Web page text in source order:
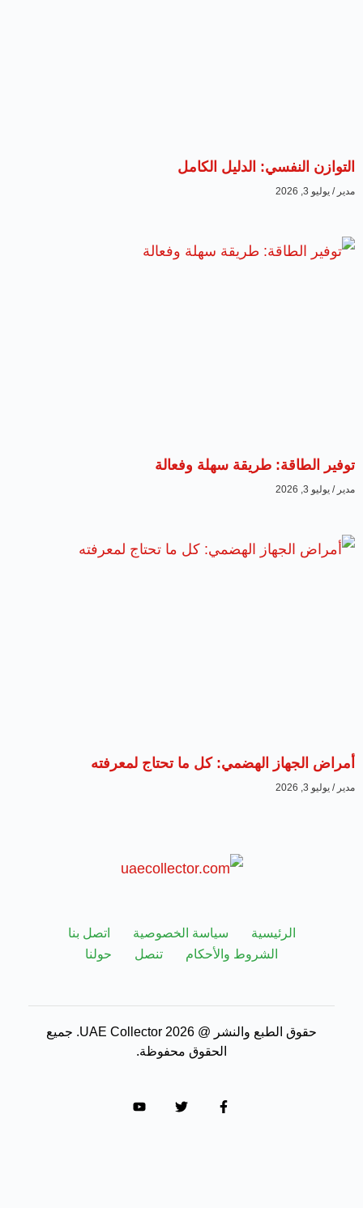
التوازن النفسي: الدليل الكامل
مدير يوليو 3, 2026
توفير الطاقة: طريقة سهلة وفعالة
مدير يوليو 3, 2026
أمراض الجهاز الهضمي: كل ما تحتاج لمعرفته
مدير يوليو 3, 2026
الرئيسية سياسة الخصوصية
اتصل بنا
الشروط والأحكام
تنصل حولنا
حقوق الطبع والنشر @ 2026 UAE Collector. جميع
الحقوق محفوظة.